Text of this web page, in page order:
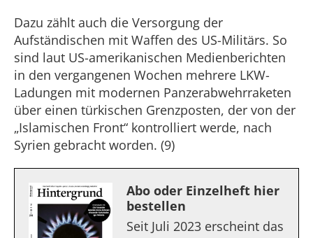
Dazu zählt auch die Versorgung der
Aufständischen mit Waffen des US-Militärs. So
sind laut US-amerikanischen Medienberichten
in den vergangenen Wochen mehrere LKW-
Ladungen mit modernen Panzerabwehrraketen
über einen türkischen Grenzposten, der von der
„Islamischen Front“ kontrolliert werde, nach
Syrien gebracht worden. (9)
Abo oder Einzelheft hier
bestellen
Seit Juli 2023 erscheint das